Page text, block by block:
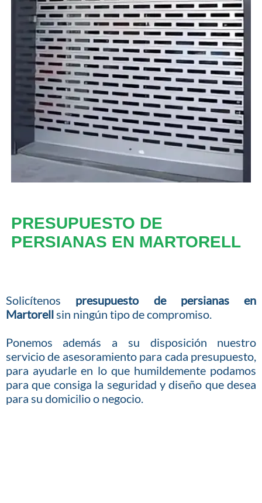
PRESUPUESTO DE
PERSIANAS EN MARTORELL
Solicítenos presupuesto de persianas en
Martorellsin ningún tipo de compromiso.
Ponemos además a su disposición nuestro
servicio de asesoramiento para cada presupuesto,
para ayudarle en lo que humildemente podamos
para que consiga la seguridad y diseño que desea
para su domicilio o negocio.